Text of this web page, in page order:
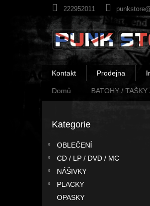
222952011
Kontakt Prodejna
Domů BATOHY / TAŠKY
Přeskočit
Kategorie
OBLEČENÍ
CD / LP / DVD / MC
NÁŠIVKY
PLACKY
OPASKY